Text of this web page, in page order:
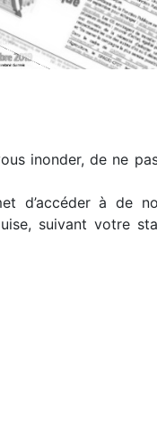
inonder, de ne
d’accéder à de
suivant votre